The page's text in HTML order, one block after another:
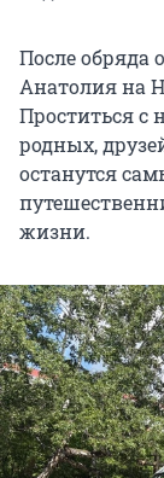
После обряда
Анатолия на
Проститься
родных,
останутся
жизни.